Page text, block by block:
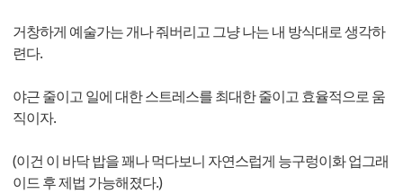
거창하게 예술가는 개나 줘버리고 그냥 나는 내 방식대로 생각하
련다.
야근 줄이고 일에 대한 스트레스를 최대한 줄이고 효율적으로 움
직이자.
(이건 이 바닥 밥을 꽤나 먹다보니 자연스럽게 능구렁이화 업그래
이드 후 제법 가능해졌다.)